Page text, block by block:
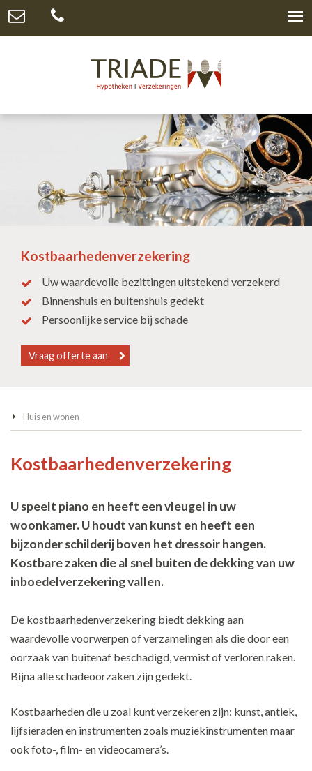
Kostbaarhedenverzekering
Uw waardevolle bezittingen uitstekend verzekerd
Binnenshuis en buitenshuis gedekt
Persoonlijke service bij schade
Vraag offerte aan
Huis en wonen
Kostbaarhedenverzekering
U speelt piano en heeft een vleugel in uw
woonkamer. U houdt van kunst en heeft een
bijzonder schilderij boven het dressoir hangen.
Kostbare zaken die al snel buiten de dekking van uw
inboedelverzekering vallen.
De kostbaarhedenverzekering biedt dekking aan
waardevolle voorwerpen of verzamelingen als die door een
oorzaak van buitenaf beschadigd, vermist of verloren raken.
Bijna alle schadeoorzaken zijn gedekt.
Kostbaarheden die u zoal kunt verzekeren zijn: kunst, antiek,
lijfsieraden en instrumenten zoals muziekinstrumenten maar
ook foto-, film- en videocamera’s.